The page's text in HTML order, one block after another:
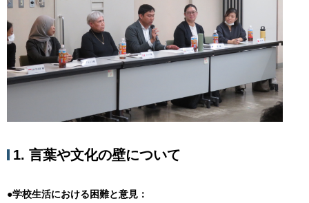
1. 言葉や文化の壁について
●学校生活における困難と意見：